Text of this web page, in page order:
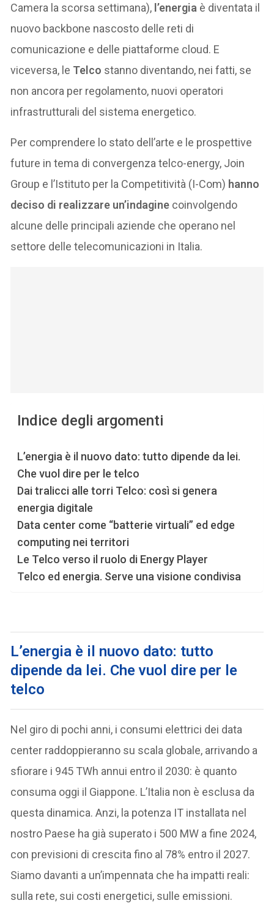
Camera la scorsa settimana), l’energia è diventata il
nuovo backbone nascosto delle reti di
comunicazione e delle piattaforme cloud. E
viceversa, le Telco stanno diventando, nei fatti, se
non ancora per regolamento, nuovi operatori
infrastrutturali del sistema energetico.
Per comprendere lo stato dell’arte e le prospettive
future in tema di convergenza telco-energy, Join
Group e l’Istituto per la Competitività (I-Com) hanno
deciso di realizzare un’indagine coinvolgendo
alcune delle principali aziende che operano nel
settore delle telecomunicazioni in Italia.
Indice degli argomenti
L’energia è il nuovo dato: tutto dipende da lei.
Che vuol dire per le telco
Dai tralicci alle torri Telco: così si genera
energia digitale
Data center come “batterie virtuali” ed edge
computing nei territori
Le Telco verso il ruolo di Energy Player
Telco ed energia. Serve una visione condivisa
L’energia è il nuovo dato: tutto
dipende da lei. Che vuol dire per le
telco
Nel giro di pochi anni, i consumi elettrici dei data
center raddoppieranno su scala globale, arrivando a
sfiorare i 945 TWh annui entro il 2030: è quanto
consuma oggi il Giappone. L’Italia non è esclusa da
questa dinamica. Anzi, la potenza IT installata nel
nostro Paese ha già superato i 500 MW a fine 2024,
con previsioni di crescita fino al 78% entro il 2027.
Siamo davanti a un’impennata che ha impatti reali:
sulla rete, sui costi energetici, sulle emissioni.